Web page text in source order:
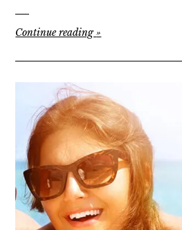
Continue reading»